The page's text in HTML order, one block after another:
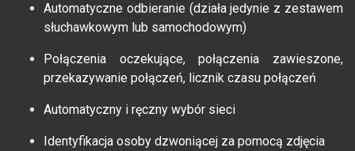
Automatyczne odbieranie (działa jedynie z zestawem
słuchawkowym lub samochodowym)
Połączenia oczekujące, połączenia zawieszone,
przekazywanie połączeń, licznik czasu połączeń
Automatyczny i ręczny wybór sieci
Identyfikacja osoby dzwoniącej za pomocą zdjęcia